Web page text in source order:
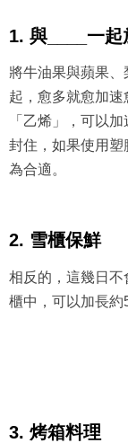
1. 與____一起
將牛油果與蘋果
起，愈多就愈加
「乙烯」，可以
封住，如果使用
為合適。
2. 雪櫃保鮮
相反的，這幾日
櫃中，可以加長約
3. 烤箱料理